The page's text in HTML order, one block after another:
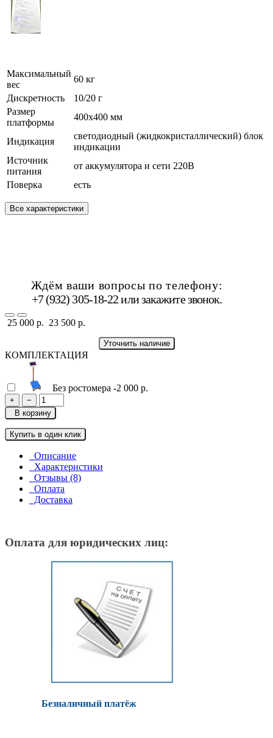
Максимальный
вес
60 кг
Дискретность
10/20 г
Размер
платформы
400х400 мм
Индикация
светодиодный (жидкокристаллический) блок
индикации
Источник
питания
от аккумулятора и сети 220В
Поверка
есть
Все характеристики
Ждём ваши вопросы по телефону:
+7 (932) 305-18-22 илизакажите звонок.
25 000 р. 23 500 р.
Уточнить наличие
КОМПЛЕКТАЦИЯ
Без ростомера -2 000 р.
+
−
В корзину
Купить в один клик
Описание
Характеристики
Отзывы (8)
Оплата
Доставка
Оплата для юридических лиц:
Безналичный платёж